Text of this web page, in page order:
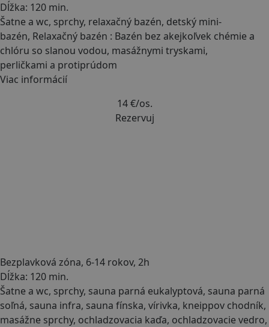
Dĺžka: 120 min.
Šatne a wc, sprchy, relaxačný bazén, detský mini-
bazén, Relaxačný bazén : Bazén bez akejkoľvek chémie a
chlóru so slanou vodou, masážnymi tryskami,
perličkami a protiprúdom
Viac informácií
14 €/os.
Rezervuj
Bezplavková zóna, 6-14 rokov, 2h
Dĺžka: 120 min.
Šatne a wc, sprchy, sauna parná eukalyptová, sauna parná
soľná, sauna infra, sauna fínska, vírivka, kneippov chodník,
masážne sprchy, ochladzovacia kaďa, ochladzovacie vedro,